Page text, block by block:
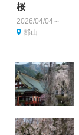
桜
2026/04/04～
郡山